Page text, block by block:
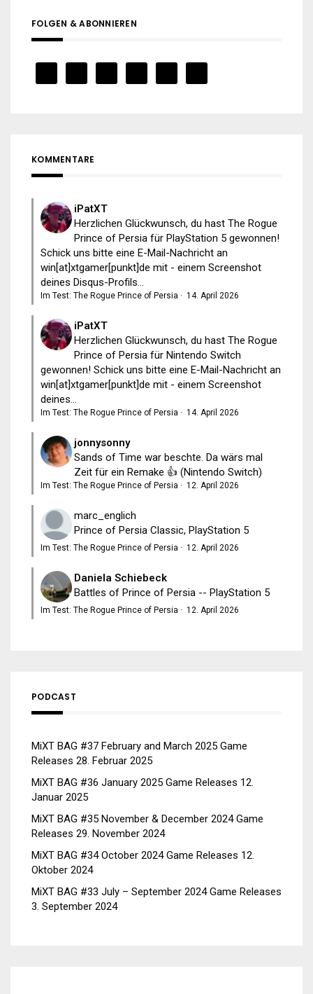
FOLGEN & ABONNIEREN
KOMMENTARE
iPatXT
Herzlichen Glückwunsch, du hast The Rogue
Prince of Persia für PlayStation 5 gewonnen!
Schick uns bitte eine E-Mail-Nachricht an
win[at]xtgamer[punkt]de mit - einem Screenshot
deines Disqus-Profils...
Im Test: The Rogue Prince of Persia · 14. April 2026
iPatXT
Herzlichen Glückwunsch, du hast The Rogue
Prince of Persia für Nintendo Switch
gewonnen! Schick uns bitte eine E-Mail-Nachricht an
win[at]xtgamer[punkt]de mit - einem Screenshot
deines...
Im Test: The Rogue Prince of Persia · 14. April 2026
jonnysonny
Sands of Time war beschte. Da wärs mal
Zeit für ein Remake 👍 (Nintendo Switch)
Im Test: The Rogue Prince of Persia · 12. April 2026
marc_englich
Prince of Persia Classic, PlayStation 5
Im Test: The Rogue Prince of Persia · 12. April 2026
Daniela Schiebeck
Battles of Prince of Persia -- PlayStation 5
Im Test: The Rogue Prince of Persia · 12. April 2026
PODCAST
MiXT BAG #37 February and March 2025 Game
Releases 28. Februar 2025
MiXT BAG #36 January 2025 Game Releases 12.
Januar 2025
MiXT BAG #35 November & December 2024 Game
Releases 29. November 2024
MiXT BAG #34 October 2024 Game Releases 12.
Oktober 2024
MiXT BAG #33 July – September 2024 Game Releases
3. September 2024